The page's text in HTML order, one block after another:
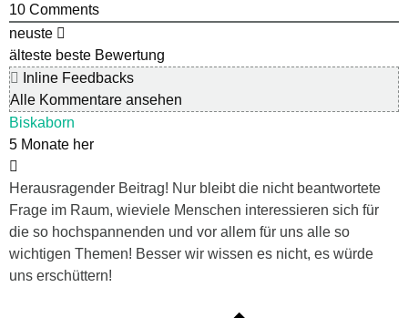
10 Comments
neuste
älteste beste Bewertung
Inline Feedbacks
Alle Kommentare ansehen
Biskaborn
5 Monate her
Herausragender Beitrag! Nur bleibt die nicht beantwortete
Frage im Raum, wieviele Menschen interessieren sich für
die so hochspannenden und vor allem für uns alle so
wichtigen Themen! Besser wir wissen es nicht, es würde
uns erschüttern!